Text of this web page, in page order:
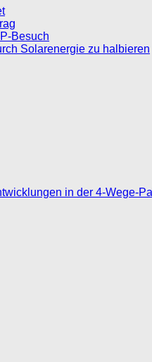
Besuch
Solarenergie zu halbieren
in der 4-Wege-